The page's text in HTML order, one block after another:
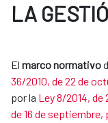
LA
El marco normativo
36/2010, de 22 de
por la Ley 8/2014, de
de 16 de septiembre,